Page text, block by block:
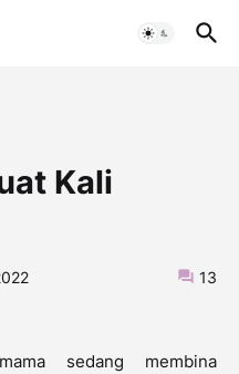
Kali
13
sedang membina